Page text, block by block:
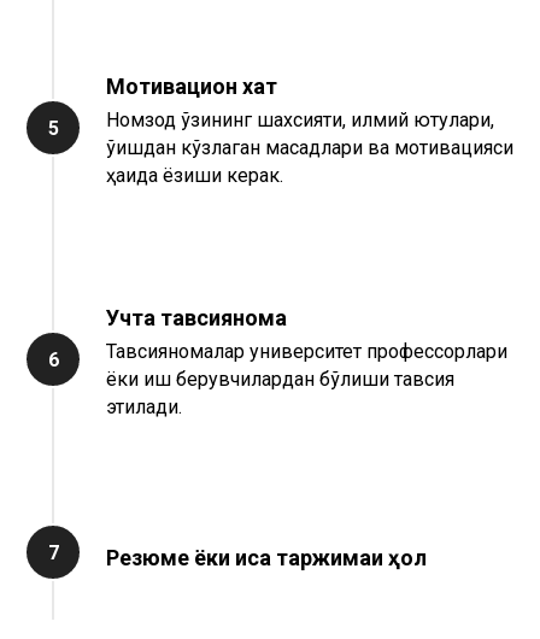
5
Мотивацион хат
Номзод ўзининг шахсияти, илмий ютуқлари,
ўқишдан кўзлаган мақсадлари ва мотивацияси
ҳақида ёзиши керак.
6
Учта тавсиянома
Тавсияномалар университет профессорлари
ёки иш берувчилардан бўлиши тавсия
этилади.
7 Резюме ёки қисқа таржимаи ҳол